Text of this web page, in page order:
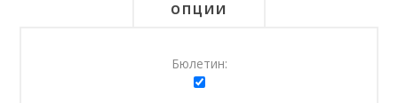
ОПЦИИ
Бюлетин: